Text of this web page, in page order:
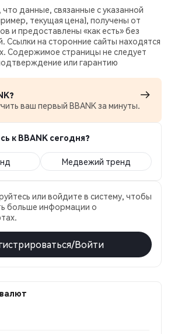
данные, связанные с указанной
текущая цена), получены от
и предоставлены «как есть» без
Ссылки на сторонние сайты находятся
Содержимое страницы не следует
или гарантию
ваш первый BBANK за минуты.
к BBANK сегодня?
Медвежий тренд
или войдите в систему, чтобы
больше информации о
Войти